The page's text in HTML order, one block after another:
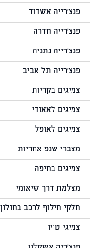
פנצ'רייה אשדוד
פנצ'רייה חדרה
פנצ'רייה נתניה
פנצ'רייה תל אביב
צמיגים בקריות
צמיגים לאאודי
צמיגים לאופל
מצברי שנפ אחריות
צמיגים בחיפה
מצלמת דרך שיאומי
חלקי חילוף לרכב בחולון
צמיגי טויו